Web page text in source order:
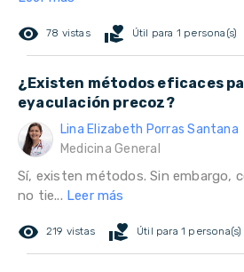
remove_red_eye 78 vistas volunteer_activism Útil para 1 persona(s)
¿Existen métodos eficaces
eyaculación precoz?
Lina Elizabeth Porras Santana
Medicina General
Sí, existen métodos. Sin embargo,
no tie... Leer más
remove_red_eye 219 vistas volunteer_activism Útil para 1 persona(s)